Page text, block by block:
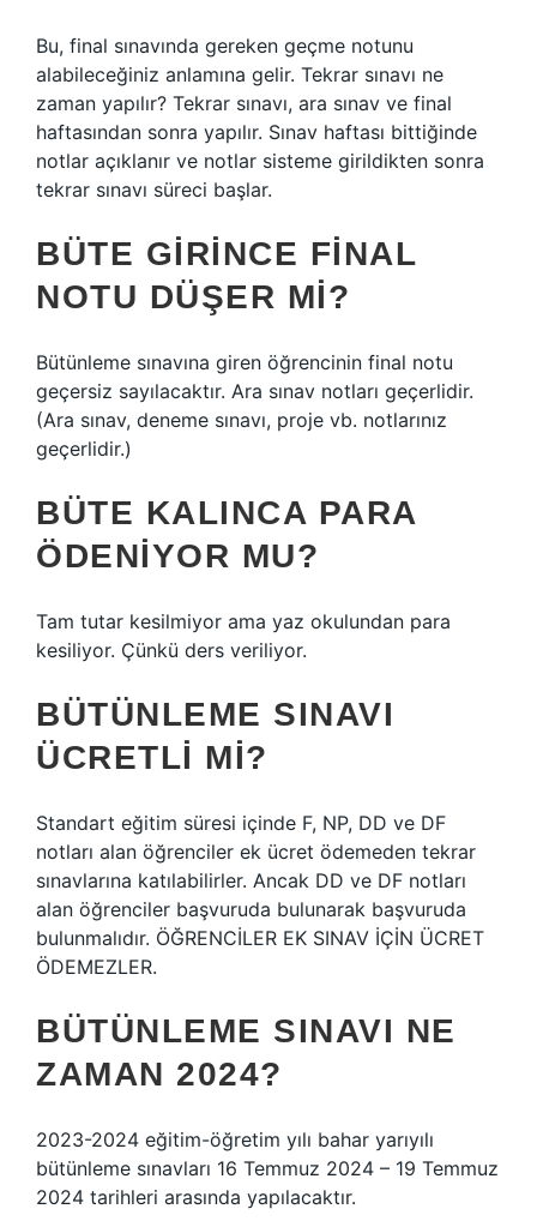
Bu, final sınavında gereken geçme notunu
alabileceğiniz anlamına gelir. Tekrar sınavı ne
zaman yapılır? Tekrar sınavı, ara sınav ve final
haftasından sonra yapılır. Sınav haftası bittiğinde
notlar açıklanır ve notlar sisteme girildikten sonra
tekrar sınavı süreci başlar.
BÜTE GIRINCE FINAL
NOTU DÜŞER MI?
Bütünleme sınavına giren öğrencinin final notu
geçersiz sayılacaktır. Ara sınav notları geçerlidir.
(Ara sınav, deneme sınavı, proje vb. notlarınız
geçerlidir.)
BÜTE KALINCA PARA
ÖDENIYOR MU?
Tam tutar kesilmiyor ama yaz okulundan para
kesiliyor. Çünkü ders veriliyor.
BÜTÜNLEME SINAVI
ÜCRETLI MI?
Standart eğitim süresi içinde F, NP, DD ve DF
notları alan öğrenciler ek ücret ödemeden tekrar
sınavlarına katılabilirler. Ancak DD ve DF notları
alan öğrenciler başvuruda bulunarak başvuruda
bulunmalıdır. ÖĞRENCİLER EK SINAV İÇİN ÜCRET
ÖDEMEZLER.
BÜTÜNLEME SINAVI NE
ZAMAN 2024?
2023-2024 eğitim-öğretim yılı bahar yarıyılı
bütünleme sınavları 16 Temmuz 2024 – 19 Temmuz
2024 tarihleri ​​arasında yapılacaktır.